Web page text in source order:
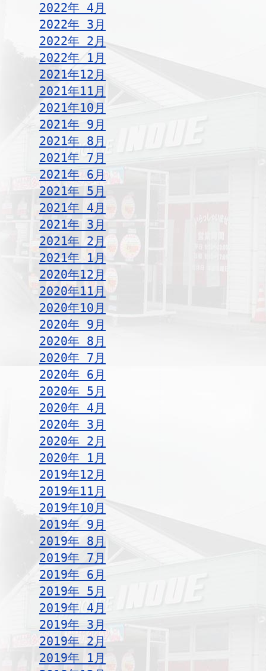
2022年 4月
2022年 3月
2022年 2月
2022年 1月
2021年12月
2021年11月
2021年10月
2021年 9月
2021年 8月
2021年 7月
2021年 6月
2021年 5月
2021年 4月
2021年 3月
2021年 2月
2021年 1月
2020年12月
2020年11月
2020年10月
2020年 9月
2020年 8月
2020年 7月
2020年 6月
2020年 5月
2020年 4月
2020年 3月
2020年 2月
2020年 1月
2019年12月
2019年11月
2019年10月
2019年 9月
2019年 8月
2019年 7月
2019年 6月
2019年 5月
2019年 4月
2019年 3月
2019年 2月
2019年 1月